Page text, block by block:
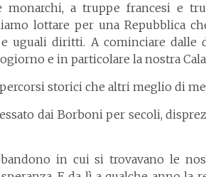
monarchi, a truppe francesi e
lottare per una Repubblica
uguali diritti. A cominciare
e in particolare la nostra
storici che altri meglio di
dai Borboni per secoli,
in cui si trovavano le